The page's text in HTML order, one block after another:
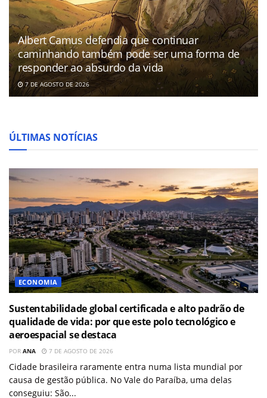
Albert Camus defendia que continuar
caminhando também pode ser uma forma de
responder ao absurdo da vida
7 DE AGOSTO DE 2026
ÚLTIMAS NOTÍCIAS
ECONOMIA
Sustentabilidade global certificada e alto padrão de
qualidade de vida: por que este polo tecnológico e
aeroespacial se destaca
POR ANA 7 DE AGOSTO DE 2026
Cidade brasileira raramente entra numa lista mundial por
causa de gestão pública. No Vale do Paraíba, uma delas
conseguiu: São...